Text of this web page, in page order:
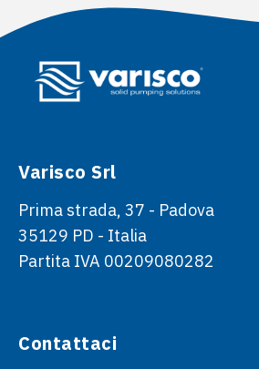
Varisco Srl
Prima strada, 37 - Padova
35129 PD - Italia
Partita IVA 00209080282
Contattaci